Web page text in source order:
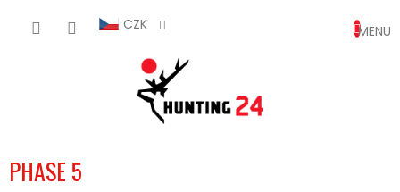
CZK
KOŠÍK
PHASE 5